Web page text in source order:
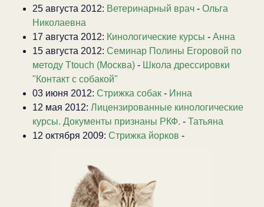
25 августа 2012: Ветеринарный врач - Ольга
Николаевна
17 августа 2012: Кинологические курсы - Анна
15 августа 2012: Семинар Полины Егоровой по
методу Ttouch (Москва) - Школа дрессировки
"Контакт с собакой"
03 июня 2012: Стрижка собак - Инна
12 мая 2012: Лицензированные кинологические
курсы. Документы признаны РКФ. - Татьяна
12 октября 2009: Стрижка йорков -